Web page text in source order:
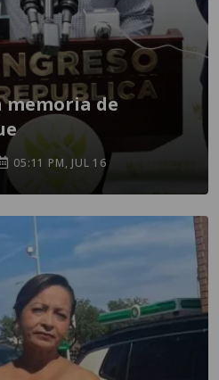
memoria de
05:11 PM, JUL 16